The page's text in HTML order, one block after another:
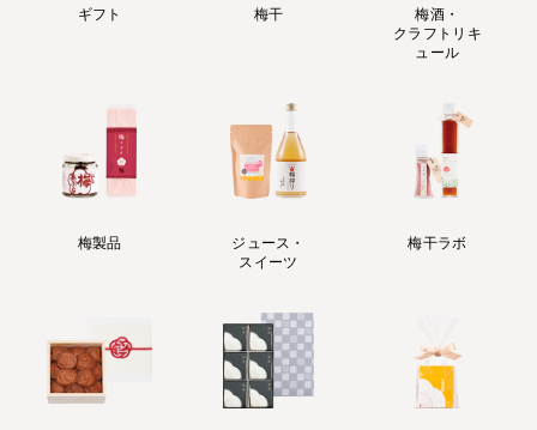
ギフト 梅干
梅酒・
クラフトリキ
ュール
梅製品
ジュース・
スイーツ
梅干ラボ